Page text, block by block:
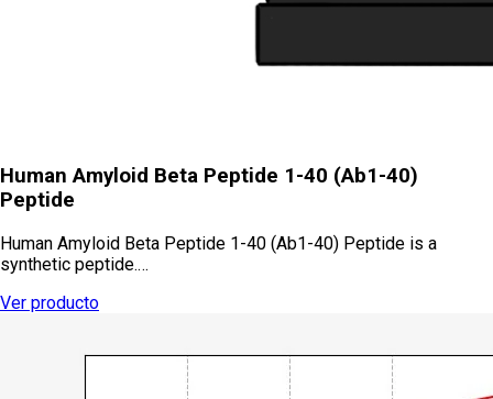
Human Amyloid Beta Peptide 1-40 (Ab1-40)
Peptide
Human Amyloid Beta Peptide 1-40 (Ab1-40) Peptide is a
synthetic peptide.…
Ver producto